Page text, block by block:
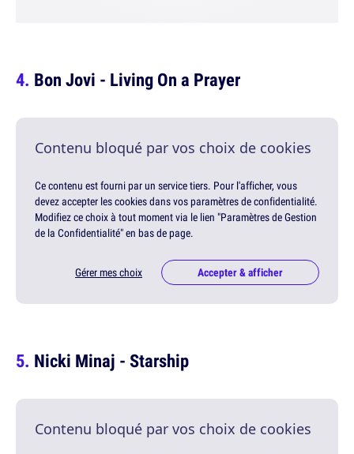
Bon Jovi - Living On a Prayer
Contenu bloqué par vos choix de cookies
Ce contenu est fourni par un service tiers. Pour l'afficher, vous
devez accepter les cookies dans vos paramètres de confidentialité.
Modifiez ce choix à tout moment via le lien "Paramètres de Gestion
de la Confidentialité" en bas de page.
Gérer mes choix Accepter & afficher
Nicki Minaj - Starship
Contenu bloqué par vos choix de cookies